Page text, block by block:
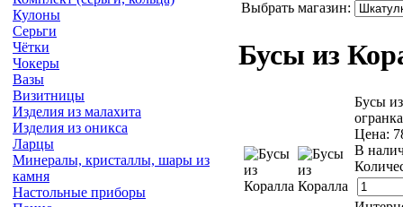
Кулоны
Серьги
Чётки
Чокеры
Вазы
Визитницы
Изделия из малахита
Изделия из оникса
Ларцы
Минералы, кристаллы, шары из
камня
Настольные приборы
Выбрать магазин:
Бусы из
Бусы
Цена:
В